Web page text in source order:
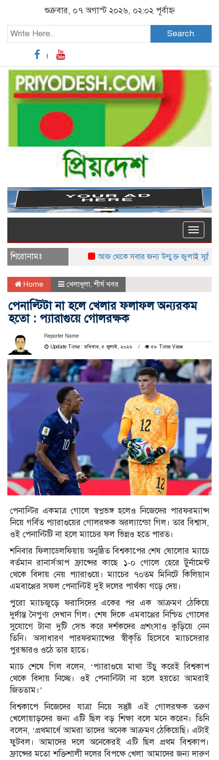
শুক্রবার, ০৭ অগাস্ট ২০২৬, ০২:০২ পূর্বাহ্ন
Search
Toggle
শিরোনামঃ
আজ থেকে সবার জন্য উন্মুক্ত জুলাই স্মৃতি জাদুঘর
Home খেলাধূলা,শীর্ষ খবর
পেনাল্টিটা না হলে খেলার ফলাফল অন্যরকম
হতো : প্যারাগুয়ে গোলরক্ষক
Reporter Name
Update Time : রবিবার, ৫ জুলাই, ২০২৬
৫৮ Time View
পেনাল্টির একমাত্র গোলে স্বপ্নভঙ্গ হলেও নিজেদের পারফরম্যান্স
নিয়ে গর্বিত প্যারাগুয়ের গোলরক্ষক অরল্যান্ডো গিল। তার বিশ্বাস,
ওই পেনাল্টিটি না হলে ম্যাচের ফল ভিন্নও হতে পারত।
শনিবার ফিলাডেলফিয়ায় অনুষ্ঠিত বিশ্বকাপের শেষ ষোলোর ম্যাচে
বর্তমান রানার্সআপ ফ্রান্সের কাছে ১-০ গোলে হেরে টুর্নামেন্ট
থেকে বিদায় নেয় প্যারাগুয়ে। ম্যাচের ৭০তম মিনিটে কিলিয়ান
এমবাপ্পের সফল পেনাল্টিই দুই দলের পার্থক্য গড়ে দেয়।
পুরো ম্যাচজুড়ে ফরাসিদের একের পর এক আক্রমণ ঠেকিয়ে
দুর্দান্ত নৈপুণ্য দেখান গিল। শেষ দিকে এমবাপ্পের নিশ্চিত গোলের
সুযোগে টানা দুটি সেভ করে দর্শকদের প্রশংসাও কুড়িয়ে নেন
তিনি। অসাধারণ পারফরম্যান্সের স্বীকৃতি হিসেবে ম্যাচসেরার
পুরস্কারও ওঠে তার হাতে।
ম্যাচ শেষে গিল বলেন, ‘প্যারাগুয়ে মাথা উঁচু করেই বিশ্বকাপ
থেকে বিদায় নিচ্ছে। ওই পেনাল্টিটা না হলে হয়তো আমরাই
জিততাম।’
বিশ্বকাপে নিজেদের যাত্রা নিয়ে সন্তুষ্ট এই গোলরক্ষক তরুণ
খেলোয়াড়দের জন্য এটি ছিল বড় শিক্ষা বলে মনে করেন। তিনি
বলেন, ‘প্রথমার্ধে আমরা তাদের অনেক আক্রমণ ঠেকিয়েছি। এটাই
ফুটবল। আমাদের দলে অনেকেরই এটি ছিল প্রথম বিশ্বকাপ।
ফ্রান্সের মতো শক্তিশালী দলের বিপক্ষে খেলা আমাদের জন্য দারুণ